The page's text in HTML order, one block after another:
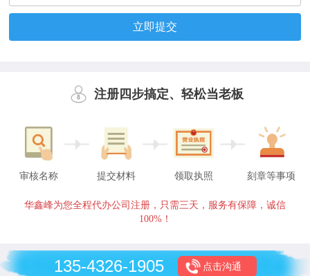
立即提交
注册四步搞定、轻松当老板
审核名称 提交材料 领取执照 刻章等事项
华鑫峰为您全程代办公司注册，只需三天，服务有保障，诚信
100%！
135-4326-1905 点击沟通